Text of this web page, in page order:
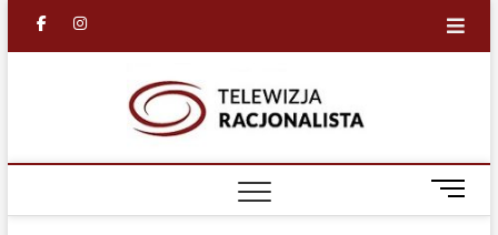
facebook
in
M
e